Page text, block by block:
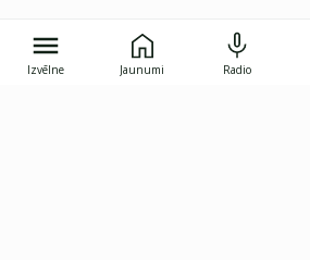
Izvēlne Jaunumi Radio